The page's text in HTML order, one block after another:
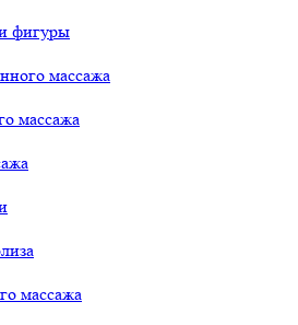
фигуры
массажа
массажа
массажа